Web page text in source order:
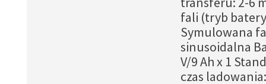
fali (tryb
Symulowana
sinusoidalna
V/9 Ah x 1
czas